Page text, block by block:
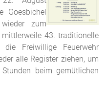
Goesbichel
zum
43. traditionelle
Freiwillige Feuerwehr
alle Register ziehen, um
beim gemütlichen